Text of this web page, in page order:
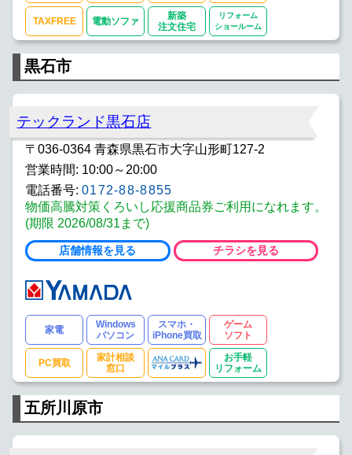
TAXFREE 電動ソファ
新築
注文住宅
リフォーム
ショールーム
黒石市
テックランド黒石店
〒036-0364 青森県黒石市大字山形町127-2
営業時間: 10:00～20:00
電話番号: 0172-88-8855
物価高騰対策くろいし応援商品券ご利用になれます。
(期限 2026/08/31まで)
店舗情報を見る チラシを見る
家電
Windows
パソコン
スマホ・
iPhone買取
ゲーム
ソフト
PC買取
家計相談
窓口
お手軽
リフォーム
五所川原市